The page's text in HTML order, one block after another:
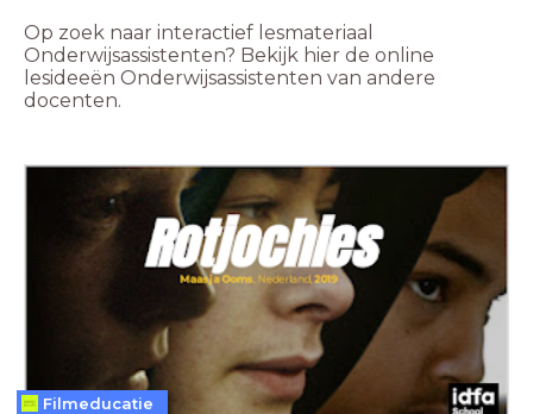
Op zoek naar interactief lesmateriaal
Onderwijsassistenten? Bekijk hier de online
lesideeën Onderwijsassistenten van andere
docenten.
Filmeducatie